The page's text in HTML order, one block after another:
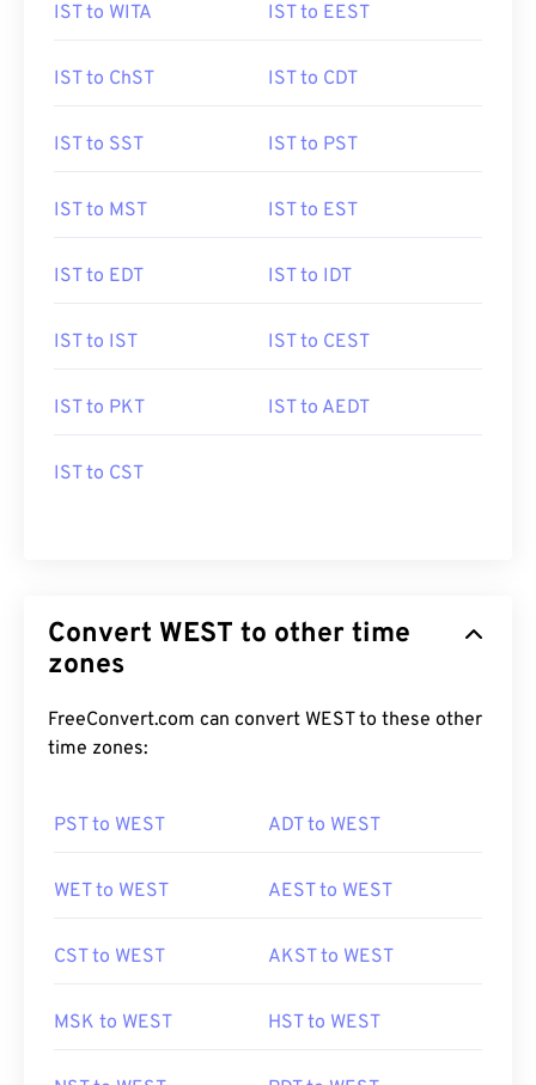
IST to WITA IST to EEST
IST to ChST IST to CDT
IST to SST IST to PST
IST to MST IST to EST
IST to EDT IST to IDT
IST to IST IST to CEST
IST to PKT IST to AEDT
IST to CST
Convert WEST to other time
zones
FreeConvert.com can convert WEST to these other
time zones:
PST to WEST ADT to WEST
WET to WEST AEST to WEST
CST to WEST AKST to WEST
MSK to WEST HST to WEST